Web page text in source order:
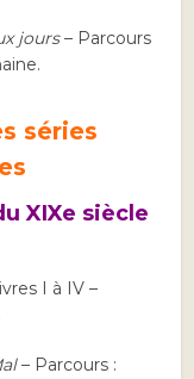
jours– Parcours
séries
XIXe siècle
I à IV –
– Parcours :